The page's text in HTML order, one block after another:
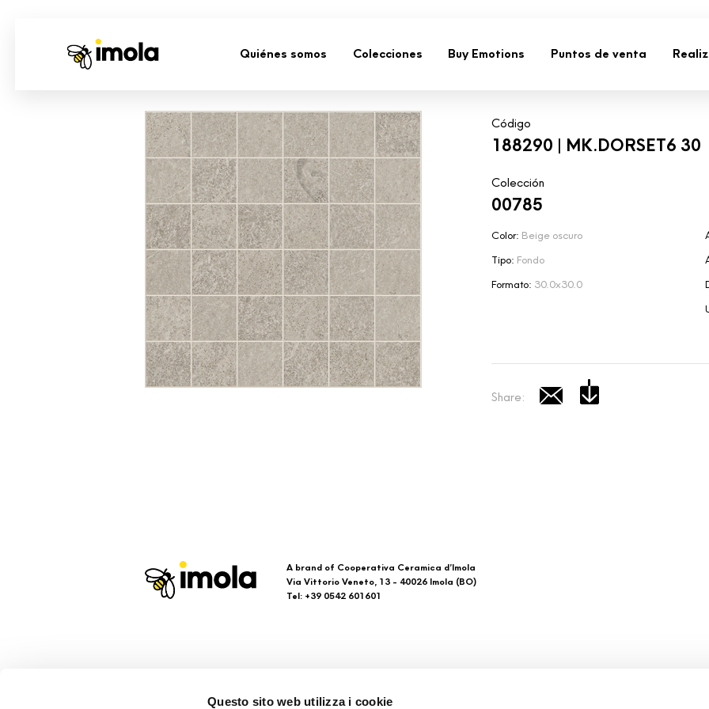
Questo sito web utilizza i cookie
Quiénes somos Colecciones Buy Emotions Puntos de venta
Código
188290 | MK.DORSET6 30
Colección
00785
Color: Beige oscuro
Tipo: Fondo
Formato: 30.0x30.0
Share:
A brand of Cooperativa Ceramica d’Imola
Via Vittorio Veneto, 13 - 40026 Imola (BO)
Tel: +39 0542 601601